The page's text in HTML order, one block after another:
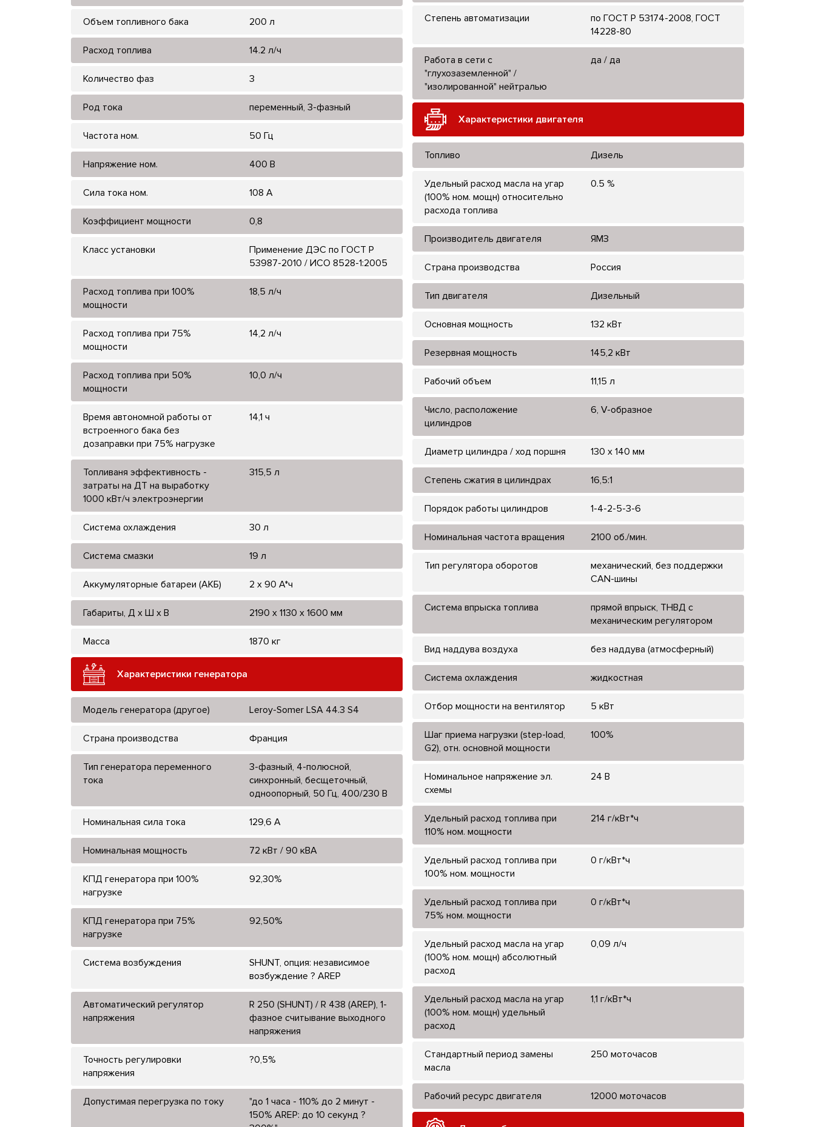
Объем топливного бака 200 л
Расход топлива 14.2 л/ч
Количество фаз 3
Род тока переменный, 3-фазный
Частота ном. 50 Гц
Напряжение ном. 400 В
Сила тока ном. 108 А
Коэффициент мощности 0,8
Класс установки
Применение ДЭС по ГОСТ Р
53987-2010 / ИСО 8528-1:2005
Расход топлива при 100%
мощности
18,5 л/ч
Расход топлива при 75%
мощности
14,2 л/ч
Расход топлива при 50%
мощности
10,0 л/ч
Время автономной работы от
встроенного бака без
дозаправки при 75% нагрузке
14,1 ч
Топливаня эффективность -
затраты на ДТ на выработку
1000 кВт/ч электроэнергии
315,5 л
Система охлаждения 30 л
Система смазки 19 л
Аккумуляторные батареи (АКБ) 2 x 90 А*ч
Габариты, Д x Ш x В 2190 х 1130 х 1600 мм
Масса 1870 кг
Характеристики генератора
Модель генератора (другое) Leroy-Somer LSA 44.3 S4
Страна производства Франция
Тип генератора переменного
тока
3-фазный, 4-полюсной,
синхронный, бесщеточный,
одноопорный, 50 Гц, 400/230 В
Номинальная сила тока 129,6 А
Номинальная мощность 72 кВт / 90 кВА
КПД генератора при 100%
нагрузке
92,30%
КПД генератора при 75%
нагрузке
92,50%
Система возбуждения
SHUNT, опция: независимое
возбуждение ? AREP
Автоматический регулятор
напряжения
R 250 (SHUNT) / R 438 (AREP), 1-
фазное считывание выходного
напряжения
Точность регулировки
напряжения
?0,5%
Допустимая перегрузка по току
"до 1 часа - 110% до 2 минут -
150% AREP: до 10 секунд ?
Степень автоматизации
по ГОСТ Р 53174-2008, ГОСТ
14228-80
Работа в сети с
"глухозаземленной" /
"изолированной" нейтралью
да / да
Характеристики двигателя
Топливо Дизель
Удельный расход масла на угар
(100% ном. мощн) относительно
расхода топлива
0.5 %
Производитель двигателя ЯМЗ
Страна производства Россия
Тип двигателя Дизельный
Основная мощность 132 кВт
Резервная мощность 145,2 кВт
Рабочий объем 11,15 л
Число, расположение
цилиндров
6, V-образное
Диаметр цилиндра / ход поршня 130 х 140 мм
Степень сжатия в цилиндрах 16,5:1
Порядок работы цилиндров 1-4-2-5-3-6
Номинальная частота вращения 2100 об./мин.
Тип регулятора оборотов
механический, без поддержки
CAN-шины
Система впрыска топлива
прямой впрыск, ТНВД с
механическим регулятором
Вид наддува воздуха без наддува (атмосферный)
Система охлаждения жидкостная
Отбор мощности на вентилятор 5 кВт
Шаг приема нагрузки (step-load,
G2), отн. основной мощности
100%
Номинальное напряжение эл.
схемы
24 В
Удельный расход топлива при
110% ном. мощности
214 г/кВт*ч
Удельный расход топлива при
100% ном. мощности
0 г/кВт*ч
Удельный расход топлива при
75% ном. мощности
0 г/кВт*ч
Удельный расход масла на угар
(100% ном. мощн) абсолютный
расход
0,09 л/ч
Удельный расход масла на угар
(100% ном. мощн) удельный
расход
1,1 г/кВт*ч
Стандартный период замены
масла
250 моточасов
Рабочий ресурс двигателя 12000 моточасов